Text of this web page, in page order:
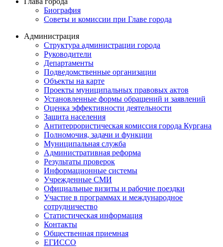
Биография
Советы и комиссии при Главе города
Администрация
Структура администрации города
Руководители
Департаменты
Подведомственные организации
Объекты на карте
Проекты муниципальных правовых актов
Установленные формы обращений и заявлений
Оценка эффективности деятельности
Защита населения
Антитеррористическая комиссия города Кургана
Полномочия, задачи и функции
Муниципальная служба
Административная реформа
Результаты проверок
Информационные системы
Учрежденные СМИ
Официальные визиты и рабочие поездки
Участие в программах и международное
сотрудничество
Статистическая информация
Контакты
Общественная приемная
ЕГИССО